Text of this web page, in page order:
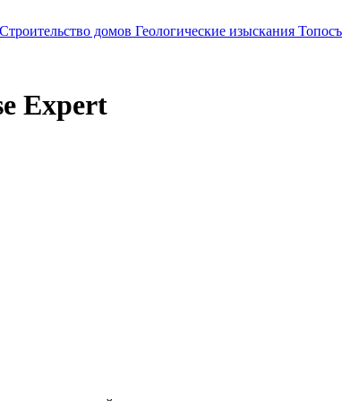
Строительство домов Геологические изыскания
Expert